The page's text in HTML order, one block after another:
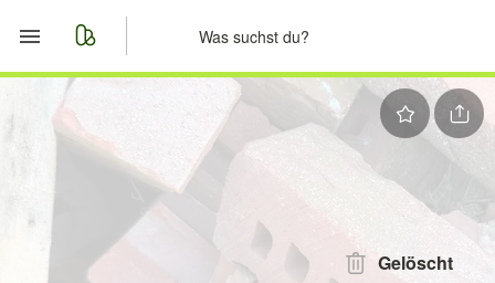
Merkliste
Nachrichten
Anzeige aufgeben
Gelöscht